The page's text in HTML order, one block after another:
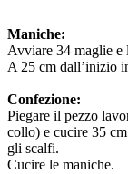
Maniche:
Avviare 34 maglie e
A 25 cm dall’inizio
Confezione:
Piegare il pezzo
collo) e cucire 35
gli scalfi.
Cucire le maniche.